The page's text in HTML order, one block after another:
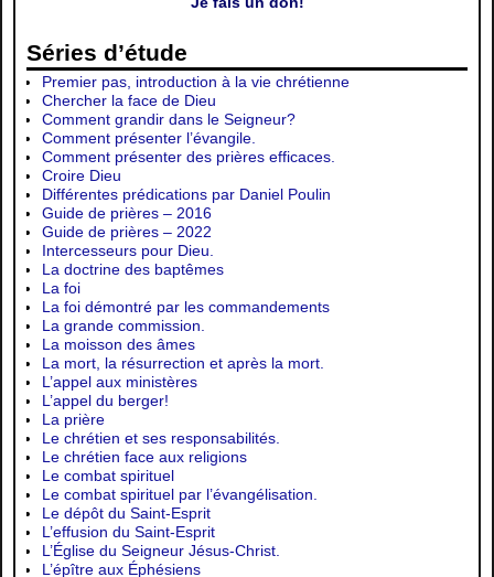
Séries d’étude
Premier pas, introduction à la vie chrétienne
Chercher la face de Dieu
Comment grandir dans le Seigneur?
Comment présenter l’évangile.
Comment présenter des prières efficaces.
Croire Dieu
Différentes prédications par Daniel Poulin
Guide de prières – 2016
Guide de prières – 2022
Intercesseurs pour Dieu.
La doctrine des baptêmes
La foi
La foi démontré par les commandements
La grande commission.
La moisson des âmes
La mort, la résurrection et après la mort.
L’appel aux ministères
L’appel du berger!
La prière
Le chrétien et ses responsabilités.
Le chrétien face aux religions
Le combat spirituel
Le combat spirituel par l’évangélisation.
Le dépôt du Saint-Esprit
L’effusion du Saint-Esprit
L’Église du Seigneur Jésus-Christ.
L’épître aux Éphésiens